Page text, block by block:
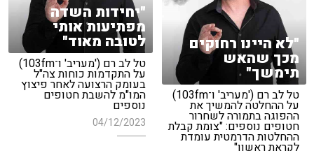
"יחידות השדה
מפתיעות אותי
לטובה מאוד"
טל לב רם ('מעריב' ו־103fm)
על התקדמות כוחות צה"ל
בעומק הרצועה לאחר פיצוץ
המו"מ להשבת חטופים
נוספים
04/12/2023
"לא היינו רחוקים
מכך שהאש
תימשך"
טל לב רם ('מעריב' ו־103fm)
על ההחלטה להמשיך את
ההפוגה בתמורה לשחרור
חטופים נוספים: "צומת קבלת
ההחלטות הדרמטית עומדת